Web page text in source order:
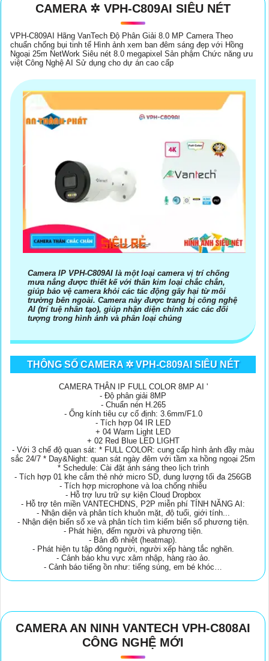
CAMERA ✲ VPH-C809AI SIÊU NÉT
VPH-C809AI Hãng VanTech Độ Phân Giải 8.0 MP Camera Theo
chuẩn chống bụi tinh tế Hình ảnh xem ban đêm sáng đẹp với Hồng
Ngoại 25m NetWork Siêu nét 8.0 megapixel Sản phậm Chức năng ưu
việt Công Nghệ AI Sử dụng cho dự án cao cấp
Camera IP VPH-C809AI là một loại camera vị trí chống
mưa nắng được thiết kế với thân kim loại chắc chắn,
giúp bảo vệ camera khỏi các tác động gây hại từ môi
trường bên ngoài. Camera này được trang bị công nghệ
AI (trí tuệ nhân tạo), giúp nhận diện chính xác các đối
tượng trong hình ảnh và phân loại chúng
THÔNG SỐ CAMERA ✲ VPH-C809AI SIÊU NÉT
CAMERA THÂN IP FULL COLOR 8MP AI '
- Độ phân giải 8MP
- Chuẩn nén H.265
- Ống kính tiêu cự cố định: 3.6mm/F1.0
- Tích hợp 04 IR LED
+ 04 Warm Light LED
+ 02 Red Blue LED LIGHT
- Với 3 chế độ quan sát: * FULL COLOR: cung cấp hình ảnh đầy màu
sắc 24/7 * Day&Night: quan sát ngày đêm với tầm xa hồng ngoại 25m
* Schedule: Cài đặt ánh sáng theo lịch trình
- Tích hợp 01 khe cắm thẻ nhớ micro SD, dung lượng tối đa 256GB
- Tích hợp microphone và loa chống nhiễu
- Hỗ trợ lưu trữ sự kiện Cloud Dropbox
- Hỗ trợ tên miền VANTECHDNS, P2P miễn phí TÍNH NĂNG AI:
- Nhận diện và phân tích khuôn mặt, độ tuổi, giới tính...
- Nhận diện biển số xe và phân tích tìm kiếm biển số phương tiện.
- Phát hiện, đếm người và phương tiện.
- Bản đồ nhiệt (heatmap).
- Phát hiện tụ tập đông người, người xếp hàng tắc nghẽn.
- Cảnh báo khu vực xâm nhập, hàng rào ảo.
- Cảnh báo tiếng ồn như: tiếng súng, em bé khóc…
CAMERA AN NINH VANTECH VPH-C808AI
CÔNG NGHỆ MỚI